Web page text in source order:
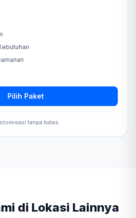
Pilih Paket
tanpa batas
di Lokasi Lainnya